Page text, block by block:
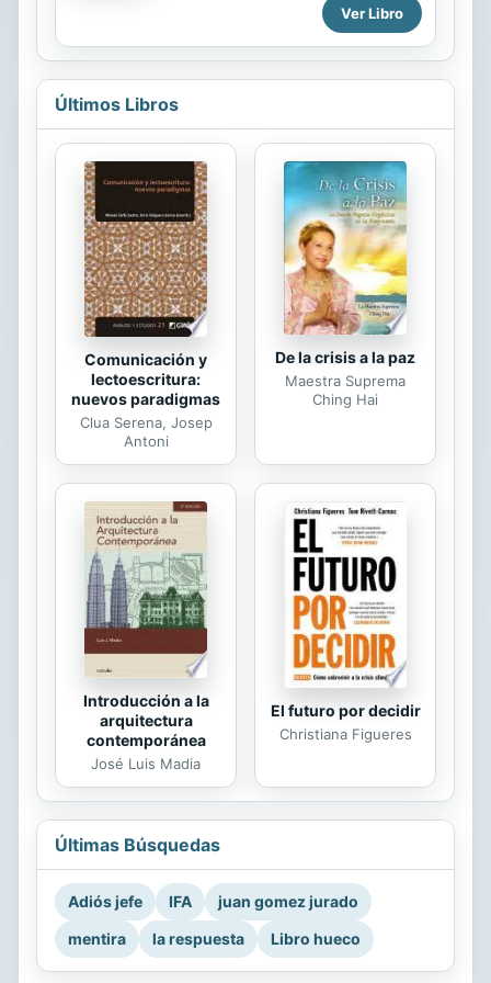
En el presente volumen, un grupo de
guionistas de deliciosa agudeza y
gran lucidez nos cuentan su versión
cámaras comenzaran a rodar. Sus
recuerdos resultan divertidos e
instructivos para todo aquel que se
interese de algún modo por el cine.
La ilustre lista de entrevistados
incluye al colaborador de Hitchcock
Charles Bennett; nada menos que
los novelistas Niven Busch, W. R....
Ver Libro
Últimos Libros
Comunicación y
lectoescritura:
nuevos paradigmas
Clua Serena, Josep
Antoni
De la crisis a la paz
Maestra Suprema
Ching Hai
Introducción a la
arquitectura
contemporánea
José Luis Madia
El futuro por decidir
Christiana Figueres
Últimas Búsquedas
Adiós jefe IFA
juan gomez jurado
mentira
la respuesta Libro hueco